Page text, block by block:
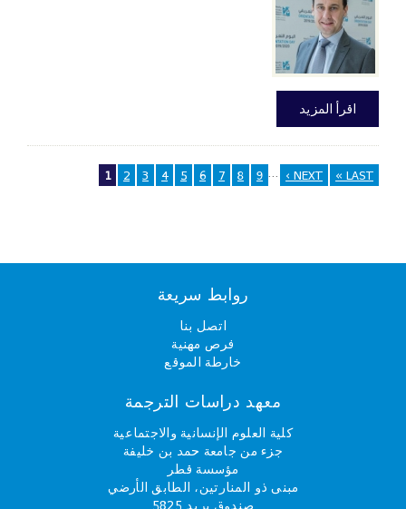
اقرأ المزيد
Pages
1 2 3 4 5 6 7 8 9 … NEXT › LAST »
روابط سريعة
اتصل بنا
فرص مهنية
خارطة الموقع
معهد دراسات الترجمة
كلية العلوم الإنسانية والاجتماعية
جزء من جامعة حمد بن خليفة
مؤسسة قطر
مبنى ذو المنارتين، الطابق الأرضي
صندوق بريد 5825